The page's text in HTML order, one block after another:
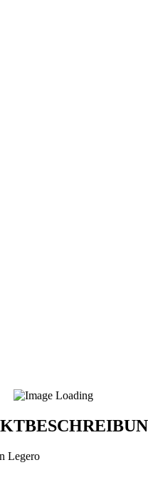
Legero